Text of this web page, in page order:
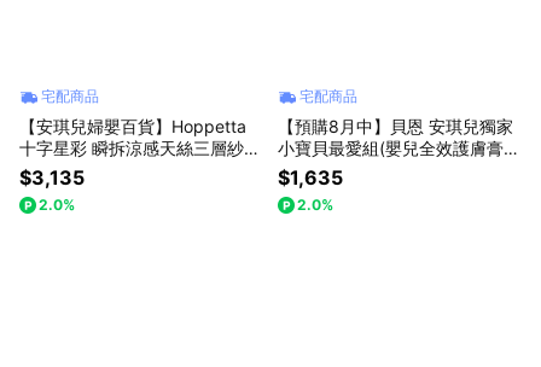
宅配商品
【安琪兒婦嬰百貨】Hoppetta
十字星彩 瞬拆涼感天絲三層紗防
踢背心(可拆替換透氣排汗網眼
布-2-7歲-粉紅
$3,135
2.0%
宅配商品
【預購8月中】貝恩 安琪兒獨家
小寶貝最愛組(嬰兒全效護膚膏/
嬰兒泡泡香浴露/嬰兒保養柔濕
巾/公司指寄)
$1,635
2.0%